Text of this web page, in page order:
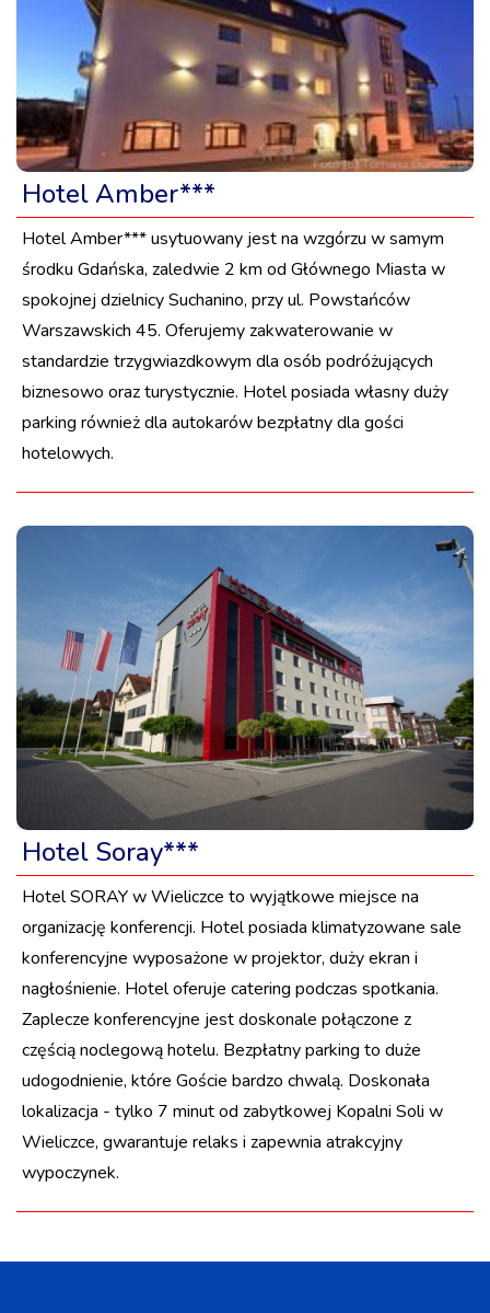
Hotel Amber***
Hotel Amber*** usytuowany jest na wzgórzu w samym
środku Gdańska, zaledwie 2 km od Głównego Miasta w
spokojnej dzielnicy Suchanino, przy ul. Powstańców
Warszawskich 45. Oferujemy zakwaterowanie w
standardzie trzygwiazdkowym dla osób podróżujących
biznesowo oraz turystycznie. Hotel posiada własny duży
parking również dla autokarów bezpłatny dla gości
hotelowych.
Hotel Soray***
Hotel SORAY w Wieliczce to wyjątkowe miejsce na
organizację konferencji. Hotel posiada klimatyzowane sale
konferencyjne wyposażone w projektor, duży ekran i
nagłośnienie. Hotel oferuje catering podczas spotkania.
Zaplecze konferencyjne jest doskonale połączone z
częścią noclegową hotelu. Bezpłatny parking to duże
udogodnienie, które Goście bardzo chwalą. Doskonała
lokalizacja - tylko 7 minut od zabytkowej Kopalni Soli w
Wieliczce, gwarantuje relaks i zapewnia atrakcyjny
wypoczynek.